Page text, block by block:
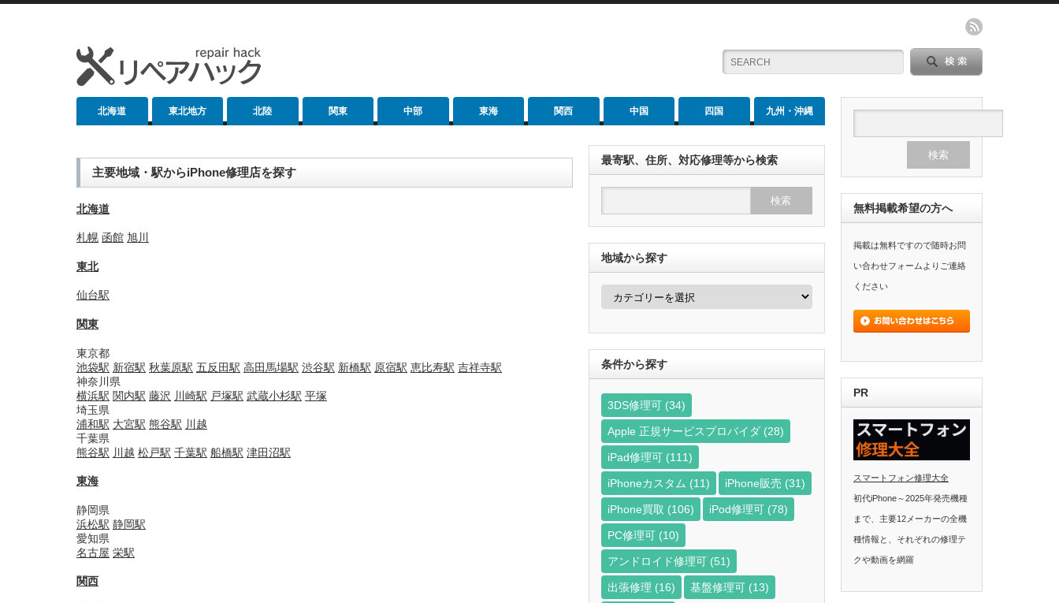
北海道 東北地方 北陸 関東 中部 東海 関西 中国 四国 九州・沖縄
主要地域・駅からiPhone修理店を探す
北海道
札幌 函館 旭川
東北
仙台駅
関東
東京都
池袋駅 新宿駅 秋葉原駅 五反田駅 高田馬場駅 渋谷駅 新橋駅 原宿駅 恵比寿駅 吉祥寺駅
神奈川県
横浜駅 関内駅 藤沢 川崎駅 戸塚駅 武蔵小杉駅 平塚
埼玉県
浦和駅 大宮駅 熊谷駅 川越
千葉県
熊谷駅 川越 松戸駅 千葉駅 船橋駅 津田沼駅
東海
静岡県
浜松駅 静岡駅
愛知県
名古屋 栄駅
関西
最寄駅、住所、対応修理等から検索
地域から探す
地
探
す
条件から探す
3DS修理可 (34)
Apple 正規サービスプロバイダ (28)
iPad修理可 (111)
iPhoneカスタム (11) iPhone販売 (31)
iPhone買取 (106) iPod修理可 (78)
PC修理可 (10)
アンドロイド修理可 (51)
出張修理 (16) 基盤修理可 (13)
無料掲載希望の方へ
掲載は無料ですので随時お問
い合わせフォームよりご連絡
ください
PR
スマートフォン修理大全
初代iPhone～2025年発売機種
まで、主要12メーカーの全機
種情報と、それぞれの修理テ
クや動画を網羅